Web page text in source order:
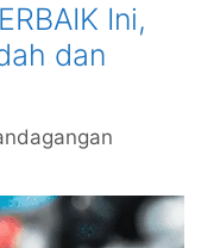
Ini,
dan